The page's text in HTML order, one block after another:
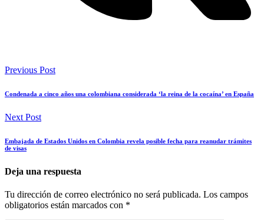
Previous Post
Condenada a cinco años una colombiana considerada ‘la reina de la cocaína’ en España
Next Post
Embajada de Estados Unidos en Colombia revela posible fecha para reanudar trámites
de visas
Deja una respuesta
Tu dirección de correo electrónico no será publicada. Los campos
obligatorios están marcados con *